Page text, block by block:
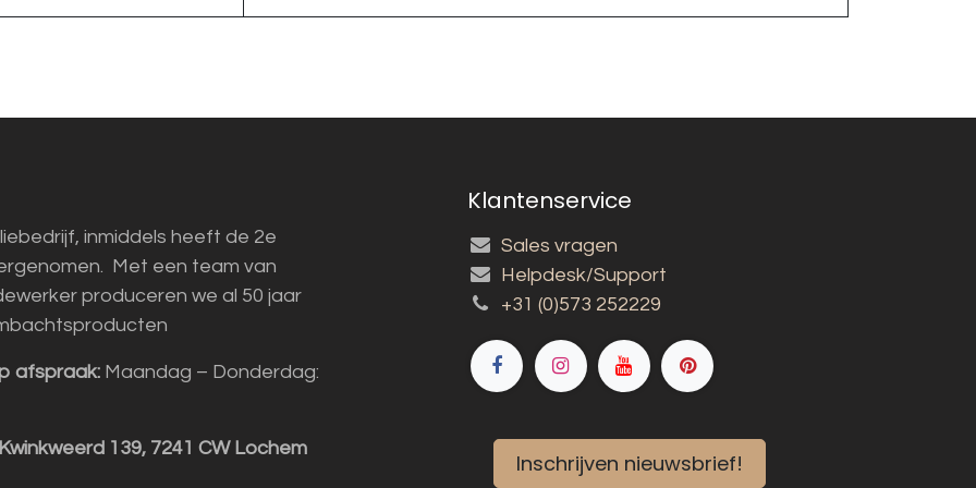
inmiddels heeft de 2e
Met een team van
produceren we al 50 jaar
afspraak: Maandag – Donderdag:
139, 7241 CW Lochem
Klantenservice
Sales vragen
Helpdesk/Support
+31 (0)573 252229
Inschrijven nieuwsbrief!